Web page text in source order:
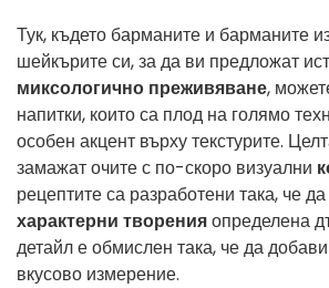
Тук, където барманите и барманите
шейкърите си, за да ви предложат
миксологично преживяване,
напитки, които са плод на голямо
особен акцент върху текстурите.
замажат очите с по-скоро визуални
рецептите са разработени така, че
характерни творенияопределена
детайл е обмислен така, че да
вкусово измерение.